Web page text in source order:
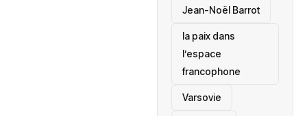
Jean-Noël Barrot
la paix dans
l’espace
francophone
‎Varsovie